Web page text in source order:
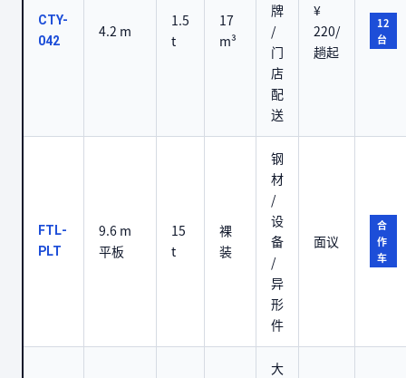
CTY-
042
4.2 m
1.5
t
17
m³
牌
/
门
店
配
送
¥
220/
趟起
12
台
FTL-
PLT
9.6 m
平板
15
t
裸
装
钢
材
/
设
备
/
异
形
件
面议
合
作
车
大